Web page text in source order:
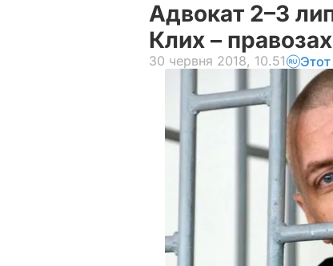
Адвокат 2–3
Клих –
30 червня 2018, 10.51